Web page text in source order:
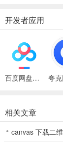
开发者应用
百度网盘绿色免安装Pc电脑版
相关文章
canvas 下载二